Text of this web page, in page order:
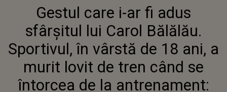
SFÂRȘITUL LUI CAROL BĂLĂLĂU.
SPORTIVUL, ÎN VÂRSTĂ DE 18 ANI,
A MURIT LOVIT DE TREN CÂND SE
ÎNTORCEA DE LA ANTRENAMENT:
„ȚINEM ÎN MÂNĂ MEDALIA DE
AUR CU CARE PLECI ÎN ALTĂ
LUME”
Gestul care i-ar fi adus
sfârșitul lui Carol Bălălău.
Sportivul, în vârstă de 18 ani, a
murit lovit de tren când se
întorcea de la antrenament: